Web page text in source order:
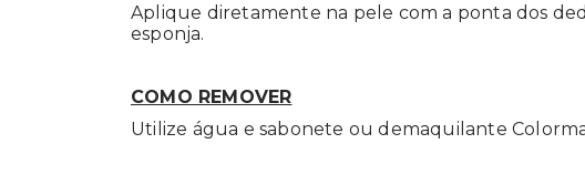
Aplique diretamente na pele com a ponta dos
esponja.
COMO REMOVER
Utilize água e sabonete ou demaquilante